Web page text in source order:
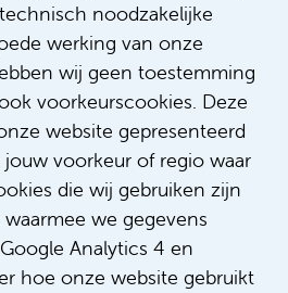
noodzakelijke
werking van onze
wij geen toestemming
voorkeurscookies. Deze
website gepresenteerd
voorkeur of regio waar
die wij gebruiken zijn
we gegevens
Analytics 4 en
hoe onze website gebruikt
vind je
ook leuk
Bioloog in de
uitzicht op vast